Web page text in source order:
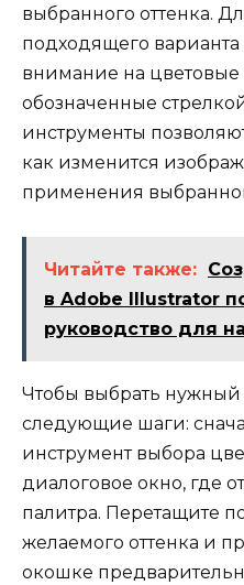
выбранного оттенка.
подходящего варианта
внимание на цветовые
обозначенные
инструменты
как изменится
применения
Читайте также:
в Adobe Illustrator
руководство для
Чтобы выбрать нужный
следующие шаги:
инструмент выбора
диалоговое окно, где
палитра. Перетащите
желаемого оттенка и
окошке